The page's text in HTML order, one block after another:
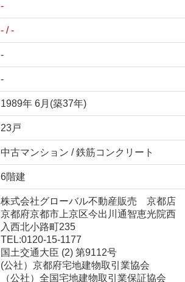
-
- / -
-
-
1989年 6月(築37年)
23戸
中古マンション / 鉄筋コンクリート
6階建
株式会社グローバル不動産販売 京都店
京都府京都市上京区今出川通智恵光院西
入西北小路町235
TEL:0120-15-1177
国土交通大臣 (2) 第9112号
(公社）京都府宅地建物取引業協会
（公社）全国宅地建物取引業保証協会